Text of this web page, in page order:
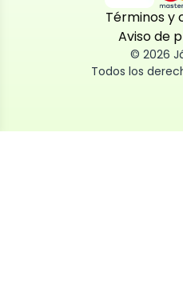
Términos y
Aviso de
© 2026
Todos los